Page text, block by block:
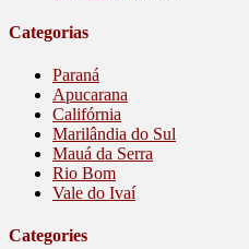
Categorias
Paraná
Apucarana
Califórnia
Marilândia do Sul
Mauá da Serra
Rio Bom
Vale do Ivaí
Categories